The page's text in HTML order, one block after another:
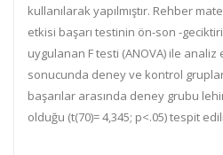
kullanılarak yapılmıştır. Rehber
etkisi başarı testinin ön-son -
uygulanan F testi (ANOVA) ile analiz
sonucunda deney ve kontrol
başarılar arasında deney grubu
olduğu (t(70)= 4,345; p<.05) tespit